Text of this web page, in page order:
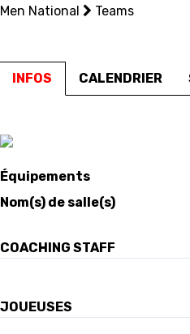
NATIONAL
FORMATION
FÉDÉRATION
ROULANT
Men National
Teams
INFOS CALENDRIER
Équipements
Nom(s) de salle(s)
COACHING STAFF
JOUEUSES